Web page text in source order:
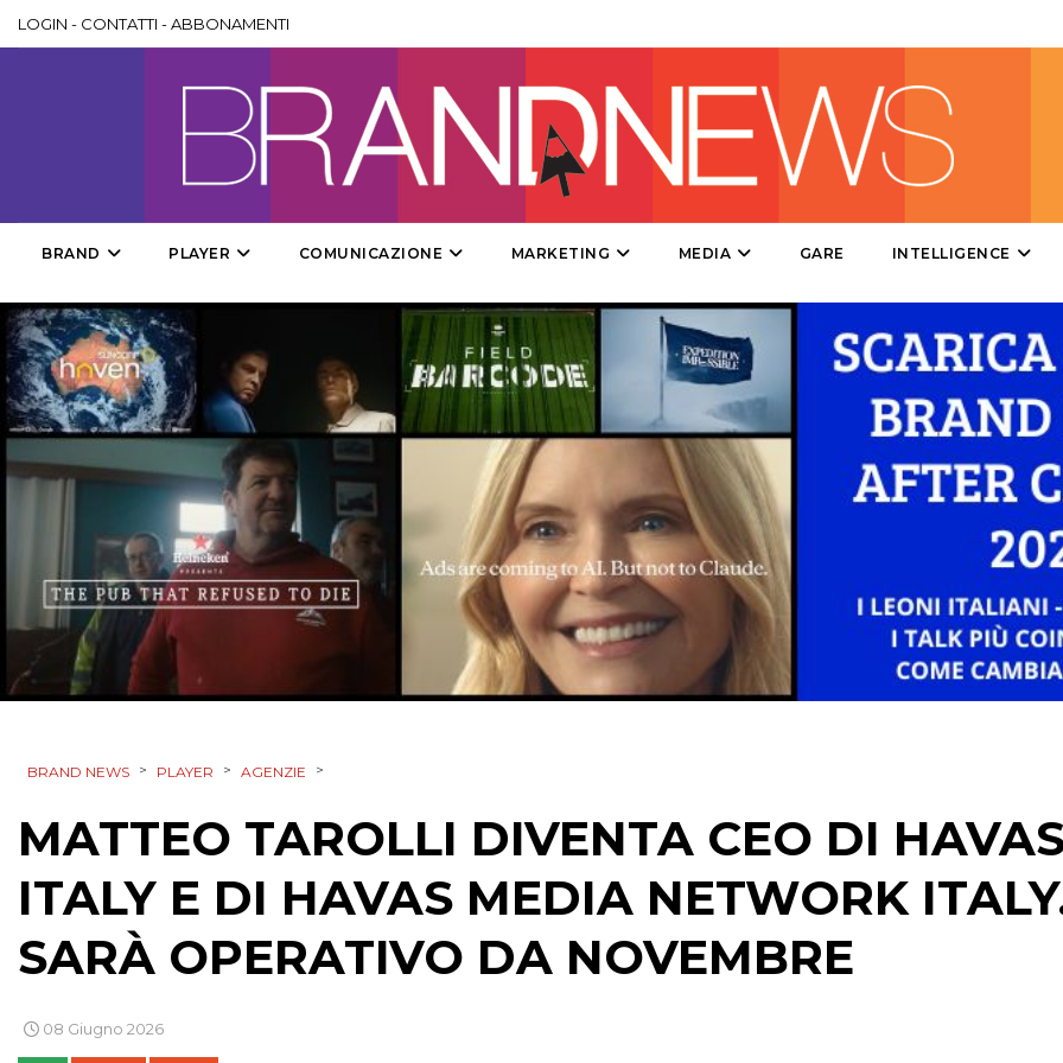
CINEMA
DIGITALE
ESTERNA
RADIO / AUDIO
DATI
RICERCHE
PREVISIONI/SCENARI
CASE HISTORY
OPINIONI
LOGIN - CONTATTI -ABBONAMENTI
BRAND PLAYER COMUNICAZIONE MARKETING MEDIA GARE INTELLIGENCE
BRAND NEWS > PLAYER > AGENZIE >
MATTEO TAROLLI DIVENTA CEO DI
ITALY E DI HAVAS MEDIA NETWORK
SARÀ OPERATIVO DA NOVEMBRE
08 Giugno 2026